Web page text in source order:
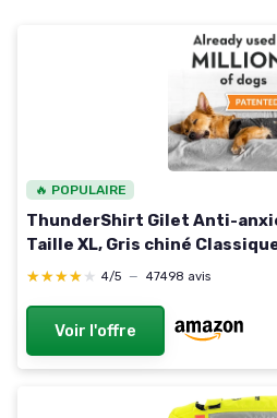
🔥 POPULAIRE
ThunderShirt Gilet Anti-
Taille XL, Gris chiné
★★★★★
★★★★★ 4/5 — 47498 avis
Voir l'offre